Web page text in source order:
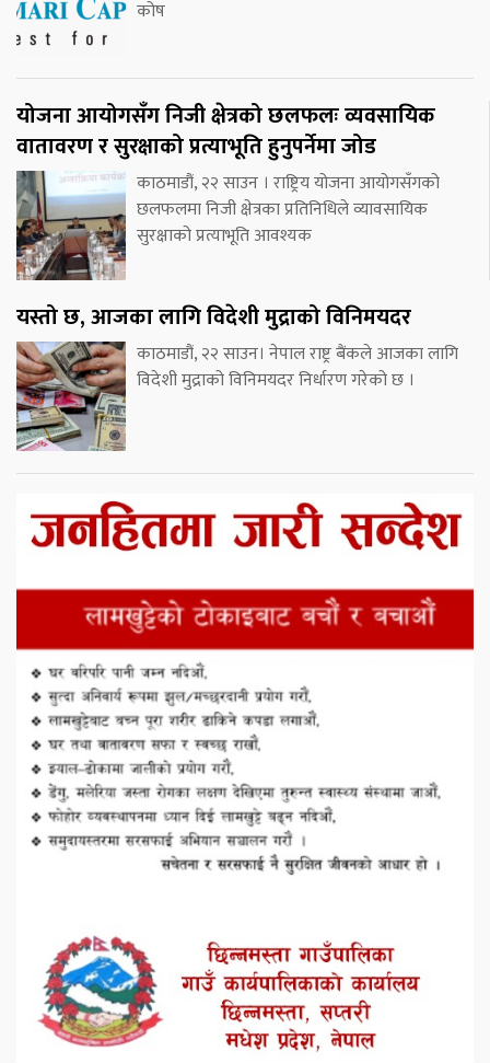
कोष
योजना आयोगसँग निजी क्षेत्रको छलफलः व्यवसायिक
वातावरण र सुरक्षाको प्रत्याभूति हुनुपर्नेमा जोड
काठमाडौं, २२ साउन । राष्ट्रिय योजना आयोगसँगको
छलफलमा निजी क्षेत्रका प्रतिनिधिले व्यावसायिक
सुरक्षाको प्रत्याभूति आवश्यक
यस्तो छ, आजका लागि विदेशी मुद्राको विनिमयदर
काठमाडौं, २२ साउन। नेपाल राष्ट्र बैंकले आजका लागि
विदेशी मुद्राको विनिमयदर निर्धारण गरेको छ ।